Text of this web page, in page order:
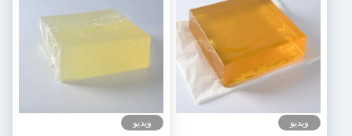
ویدیو ویدیو